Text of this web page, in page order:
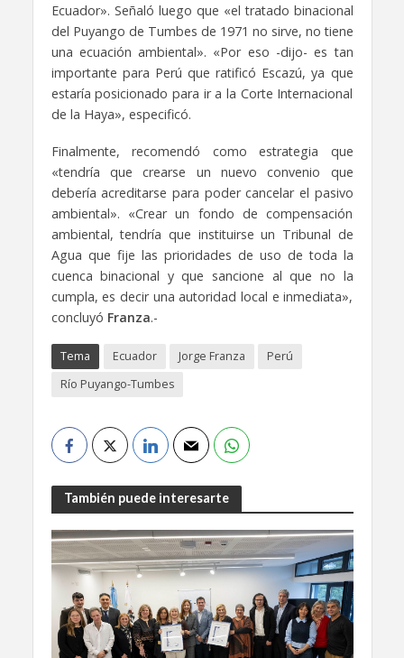
Ecuador». Señaló luego que «el tratado binacional
del Puyango de Tumbes de 1971 no sirve, no tiene
una ecuación ambiental». «Por eso -dijo- es tan
importante para Perú que ratificó Escazú, ya que
estaría posicionado para ir a la Corte Internacional
de la Haya», especificó.
Finalmente, recomendó como estrategia que
«tendría que crearse un nuevo convenio que
debería acreditarse para poder cancelar el pasivo
ambiental». «Crear un fondo de compensación
ambiental, tendría que instituirse un Tribunal de
Agua que fije las prioridades de uso de toda la
cuenca binacional y que sancione al que no la
cumpla, es decir una autoridad local e inmediata»,
concluyó Franza.-
Tema Ecuador Jorge Franza
Perú
Río Puyango-Tumbes
También puede interesarte